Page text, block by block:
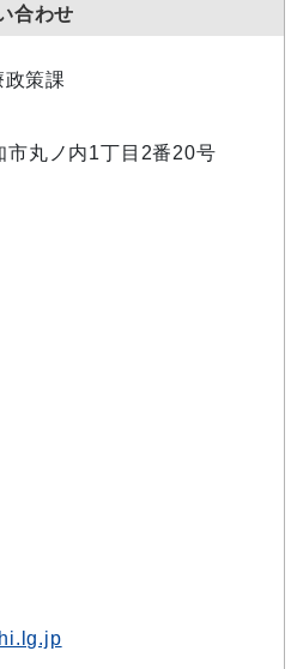
合わせ
策課
丸ノ内1丁目2番20号